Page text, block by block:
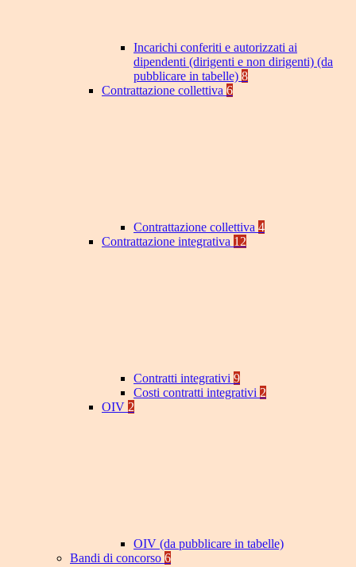
Incarichi conferiti e autorizzati ai
dipendenti (dirigenti e non dirigenti) (da
pubblicare in tabelle) 8
Contrattazione collettiva 6
Contrattazione collettiva 4
Contrattazione integrativa 12
Contratti integrativi 9
Costi contratti integrativi 2
OIV 2
OIV (da pubblicare in tabelle)
Bandi di concorso 6